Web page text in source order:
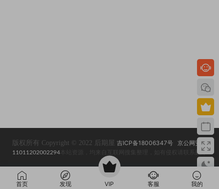
版权所有 Copyright © 2022 后期屋 吉ICP备18006347号
京公网安备
11011202002294 本站资源，均来自互联网搜集整理，如有侵权请联系删除
首页 发现 VIP 客服 我的